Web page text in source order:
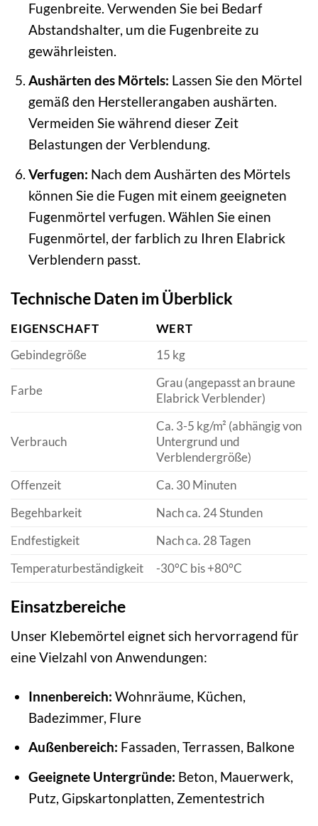
Fugenbreite. Verwenden Sie bei Bedarf
Abstandshalter, um die Fugenbreite zu
gewährleisten.
Aushärten des Mörtels: Lassen Sie den Mörtel
gemäß den Herstellerangaben aushärten.
Vermeiden Sie während dieser Zeit
Belastungen der Verblendung.
Verfugen: Nach dem Aushärten des Mörtels
können Sie die Fugen mit einem geeigneten
Fugenmörtel verfugen. Wählen Sie einen
Fugenmörtel, der farblich zu Ihren Elabrick
Verblendern passt.
Technische Daten im Überblick
EIGENSCHAFT
WERT
Gebindegröße
15 kg
Farbe
Grau (angepasst an braune
Elabrick Verblender)
Verbrauch
Ca. 3-5 kg/m² (abhängig von
Untergrund und
Verblendergröße)
Offenzeit
Ca. 30 Minuten
Begehbarkeit
Nach ca. 24 Stunden
Endfestigkeit
Nach ca. 28 Tagen
Temperaturbeständigkeit
-30°C bis +80°C
Einsatzbereiche
Unser Klebemörtel eignet sich hervorragend für
eine Vielzahl von Anwendungen:
Innenbereich: Wohnräume, Küchen,
Badezimmer, Flure
Außenbereich: Fassaden, Terrassen, Balkone
Geeignete Untergründe: Beton, Mauerwerk,
Putz, Gipskartonplatten, Zementestrich